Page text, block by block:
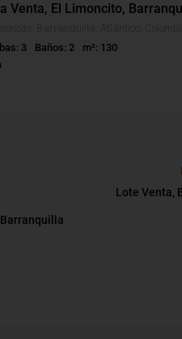
Venta, El Limoncito,
3
Baños: 2
m²: 130
Lote Venta,